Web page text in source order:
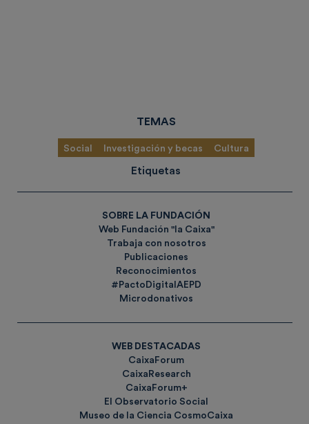
TEMAS
Social Investigación y becas Cultura
Etiquetas
SOBRE LA FUNDACIÓN
Web Fundación "la Caixa"
Trabaja con nosotros
Publicaciones
Reconocimientos
#PactoDigitalAEPD
Microdonativos
WEB DESTACADAS
CaixaForum
CaixaResearch
CaixaForum+
El Observatorio Social
Museo de la Ciencia CosmoCaixa